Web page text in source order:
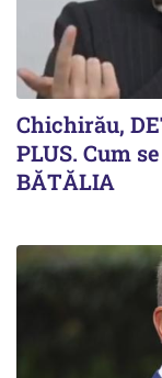
Chichirău,
PLUS. Cum
BĂTĂLIA